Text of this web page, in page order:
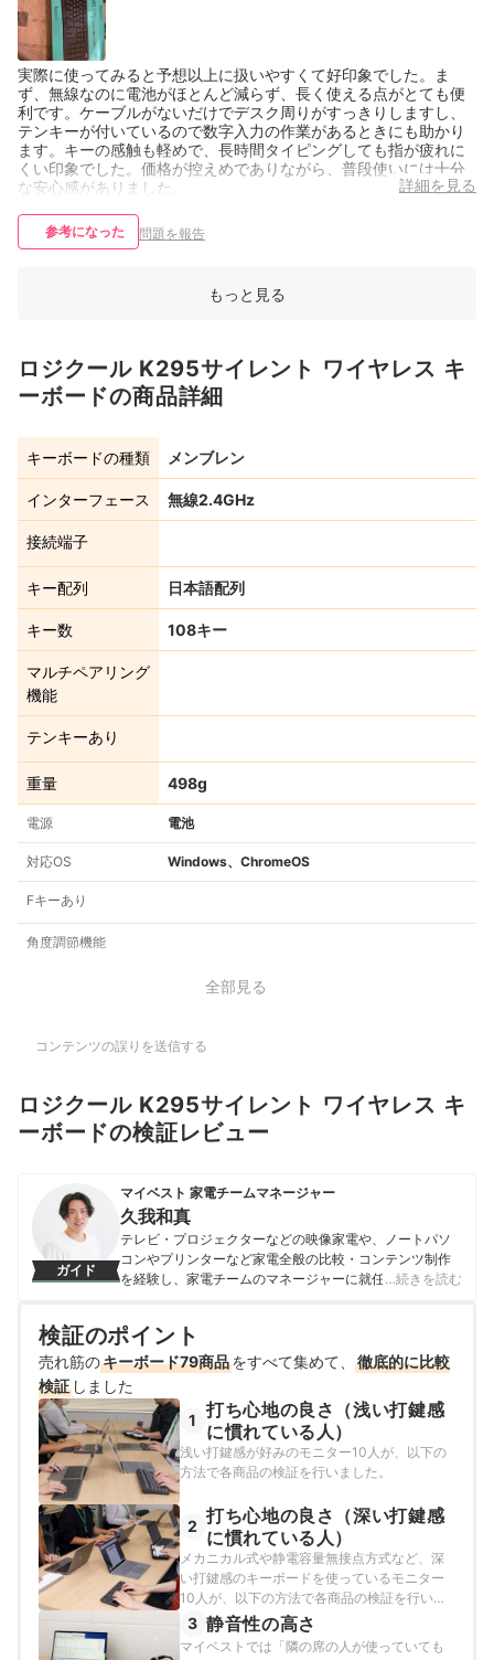
実際に使ってみると予想以上に扱いやすくて好印象でした。ま
ず、無線なのに電池がほとんど減らず、長く使える点がとても便
利です。ケーブルがないだけでデスク周りがすっきりしますし、
テンキーが付いているので数字入力の作業があるときにも助かり
ます。キーの感触も軽めで、長時間タイピングしても指が疲れに
くい印象でした。価格が控えめでありながら、普段使いには十分
な安心感がありました。
詳細を見る
参考になった 問題を報告
もっと見る
ロジクール K295サイレント ワイヤレス キ
ーボードの商品詳細
キーボードの種類 メンブレン
インターフェース 無線2.4GHz
接続端子
キー配列 日本語配列
キー数 108キー
マルチペアリング
機能
テンキーあり
重量 498g
電源 電池
対応OS Windows、ChromeOS
Fキーあり
角度調節機能
全部見る
コンテンツの誤りを送信する
ロジクール K295サイレント ワイヤレス キ
ーボードの検証レビュー
ガイド
マイベスト 家電チームマネージャー
久我和真
テレビ・プロジェクターなどの映像家電や、ノートパソ
コンやプリンターなど家電全般の比較・コンテンツ制作
を経験し、家電チームのマネージャーに就任。キャリブ
ストに取り組んだりしてきた。「ユーザーにとってベス
トな選択体験を提供する」ことを心がけて、コンテンツ
制作を行っている。
久我和真のプロフィール
…続きを読む
検証のポイント
売れ筋のキーボード79商品をすべて集めて、
徹底的に比較
検証 しました
1 打ち心地の良さ（浅い打鍵感
に慣れている人）
浅い打鍵感が好みのモニター10人が、以下の
方法で各商品の検証を行いました。
2 打ち心地の良さ（深い打鍵感
に慣れている人）
メカニカル式や静電容量無接点方式など、深
い打鍵感のキーボードを使っているモニター
10人が、以下の方法で各商品の検証を行いま
した。
3 静音性の高さ
マイベストでは「隣の席の人が使っていても